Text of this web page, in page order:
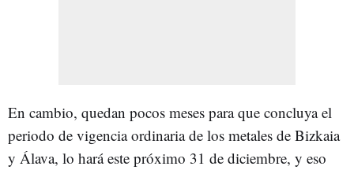
En cambio, quedan pocos meses para que concluya el
periodo de vigencia ordinaria de los metales de Bizkaia
y Álava, lo hará este próximo 31 de diciembre, y eso